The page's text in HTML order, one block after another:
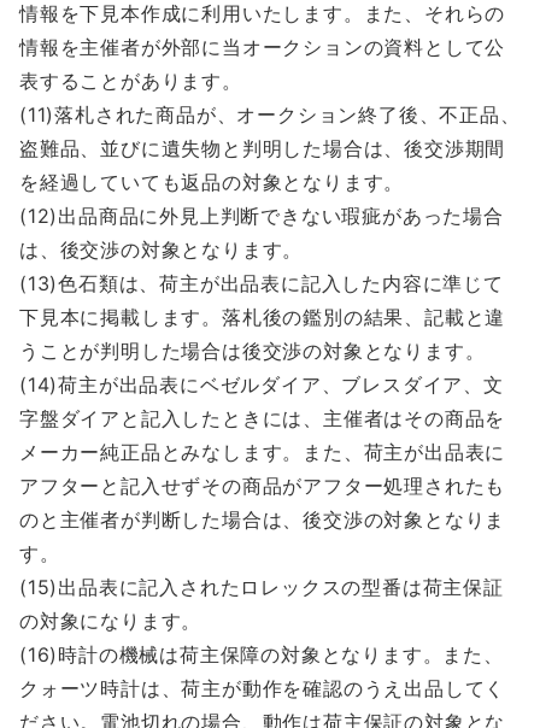
情報を下見本作成に利用いたします。また、それらの
情報を主催者が外部に当オークションの資料として公
表することがあります。
(11)落札された商品が、オークション終了後、不正品、
盗難品、並びに遺失物と判明した場合は、後交渉期間
を経過していても返品の対象となります。
(12)出品商品に外見上判断できない瑕疵があった場合
は、後交渉の対象となります。
(13)色石類は、荷主が出品表に記入した内容に準じて
下見本に掲載します。落札後の鑑別の結果、記載と違
うことが判明した場合は後交渉の対象となります。
(14)荷主が出品表にベゼルダイア、ブレスダイア、文
字盤ダイアと記入したときには、主催者はその商品を
メーカー純正品とみなします。また、荷主が出品表に
アフターと記入せずその商品がアフター処理されたも
のと主催者が判断した場合は、後交渉の対象となりま
す。
(15)出品表に記入されたロレックスの型番は荷主保証
の対象になります。
(16)時計の機械は荷主保障の対象となります。また、
クォーツ時計は、荷主が動作を確認のうえ出品してく
ださい。電池切れの場合、動作は荷主保証の対象とな